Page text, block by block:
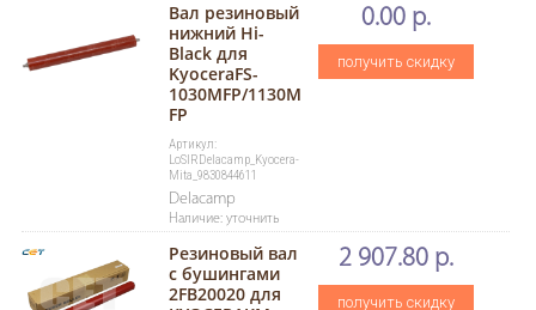
Вал резиновый
нижний Hi-
Black для
KyoceraFS-
1030MFP/1130M
FP
Артикул:
LoSlRDelacamp_Kyocera-
Mita_9830844611
Delacamp
Наличие: уточнить
0.00 р.
получить скидку
Резиновый вал
с бушингами
2FB20020 для
2 907.80 р.
получить скидку